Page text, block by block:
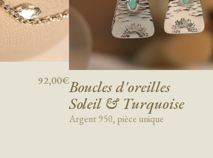
92,00€Boucles d'oreilles
Soleil & Turquoise
Argent 950, pièce unique